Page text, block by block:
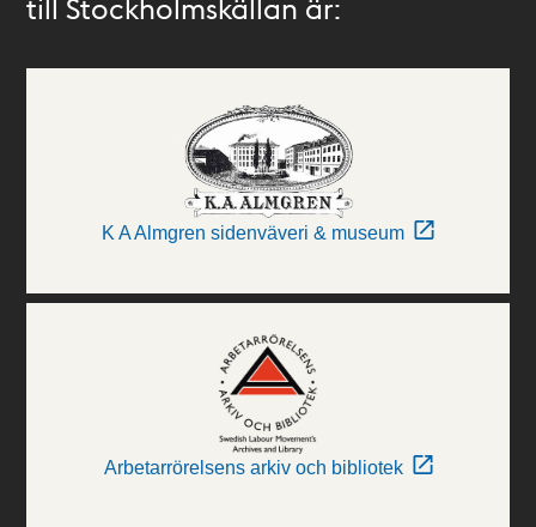
till Stockholmskällan är:
K A Almgren sidenväveri & museum
Arbetarrörelsens arkiv och bibliotek